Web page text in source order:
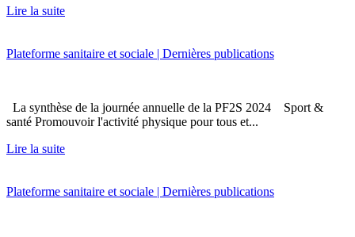
Lire la suite
Plateforme sanitaire et sociale | Dernières publications
La synthèse de la journée annuelle de la PF2S 2024 Sport &
santé Promouvoir l'activité physique pour tous et...
Lire la suite
Plateforme sanitaire et sociale | Dernières publications